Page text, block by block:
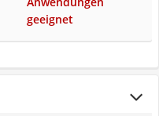
geeignet